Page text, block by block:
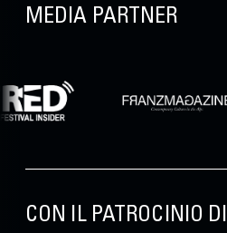
MEDIA PARTNER
CON IL PATROCINIO DI